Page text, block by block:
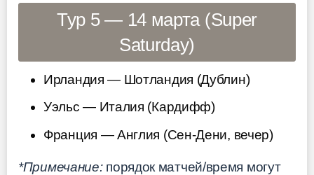
Тур 5 — 14 марта (Super
Saturday)
Ирландия — Шотландия (Дублин)
Уэльс — Италия (Кардифф)
Франция — Англия (Сен-Дени, вечер)
*Примечание:порядок матчей/время могут